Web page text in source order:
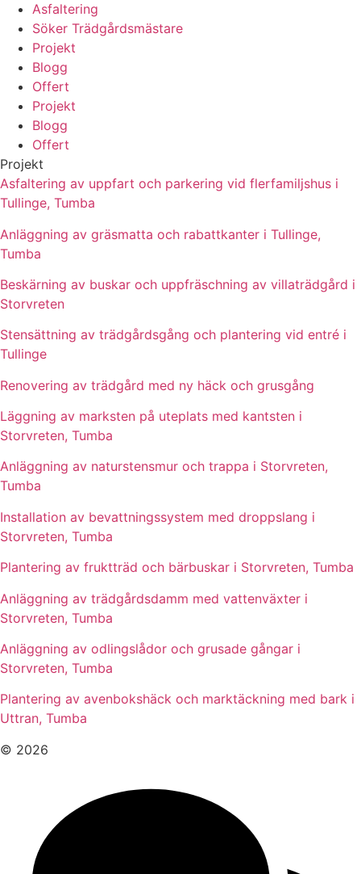
Asfaltering
Söker Trädgårdsmästare
Projekt
Blogg
Offert
Projekt
Blogg
Offert
Projekt
Asfaltering av uppfart och parkering vid flerfamiljshus i
Tullinge, Tumba
Anläggning av gräsmatta och rabattkanter i Tullinge,
Tumba
Beskärning av buskar och uppfräschning av villaträdgård i
Storvreten
Stensättning av trädgårdsgång och plantering vid entré i
Tullinge
Renovering av trädgård med ny häck och grusgång
Läggning av marksten på uteplats med kantsten i
Storvreten, Tumba
Anläggning av naturstensmur och trappa i Storvreten,
Tumba
Installation av bevattningssystem med droppslang i
Storvreten, Tumba
Plantering av fruktträd och bärbuskar i Storvreten, Tumba
Anläggning av trädgårdsdamm med vattenväxter i
Storvreten, Tumba
Anläggning av odlingslådor och grusade gångar i
Storvreten, Tumba
Plantering av avenbokshäck och marktäckning med bark i
Uttran, Tumba
© 2026